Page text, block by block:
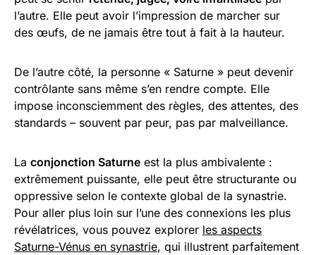
l’autre. Elle peut avoir l’impression de marcher sur
des œufs, de ne jamais être tout à fait à la hauteur.
De l’autre côté, la personne « Saturne » peut devenir
contrôlante sans même s’en rendre compte. Elle
impose inconsciemment des règles, des attentes, des
standards – souvent par peur, pas par malveillance.
La conjonction Saturne est la plus ambivalente :
extrêmement puissante, elle peut être structurante ou
oppressive selon le contexte global de la synastrie.
Pour aller plus loin sur l’une des connexions les plus
révélatrices, vous pouvez explorer les aspects
Saturne-Vénus en synastrie, qui illustrent parfaitement